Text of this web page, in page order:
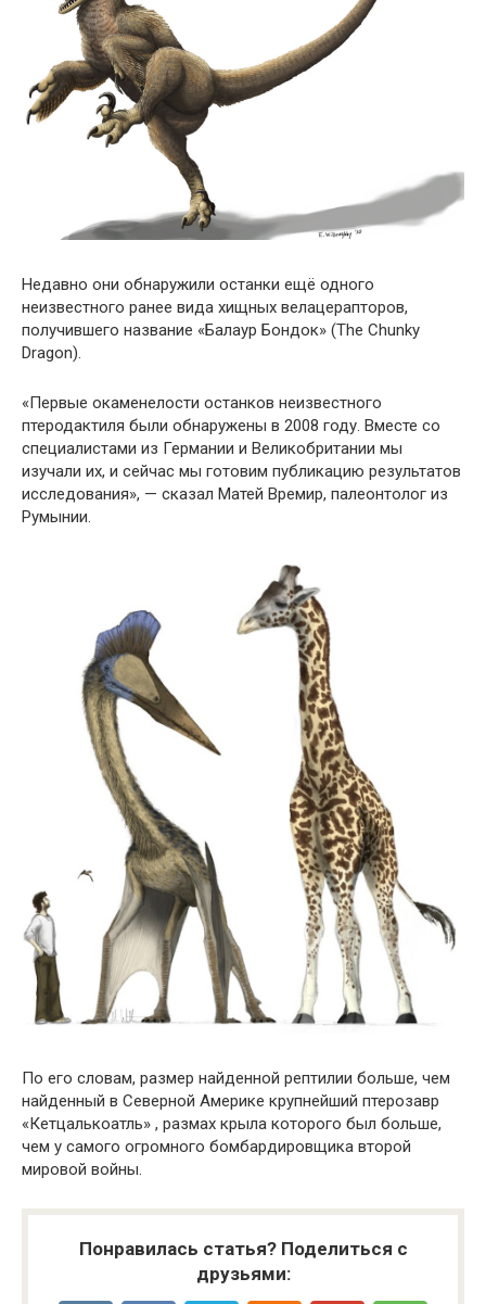
Недавно они обнаружили останки ещё одного
неизвестного ранее вида хищных велацерапторов,
получившего название «Балаур Бондок» (The Chunky
Dragon).
«Первые окаменелости останков неизвестного
птеродактиля были обнаружены в 2008 году. Вместе со
специалистами из Германии и Великобритании мы
изучали их, и сейчас мы готовим публикацию результатов
исследования», — сказал Матей Времир, палеонтолог из
Румынии.
По его словам, размер найденной рептилии больше, чем
найденный в Северной Америке крупнейший птерозавр
«Кетцалькоатль» , размах крыла которого был больше,
чем у самого огромного бомбардировщика второй
мировой войны.
Понравилась статья? Поделиться с
друзьями: